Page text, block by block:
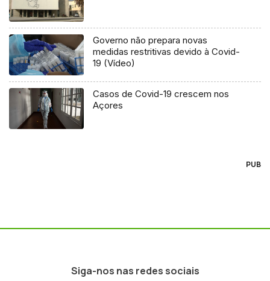
Governo não prepara novas
medidas restritivas devido à Covid-
19 (Vídeo)
Casos de Covid-19 crescem nos
Açores
PUB
Siga-nos nas redes sociais